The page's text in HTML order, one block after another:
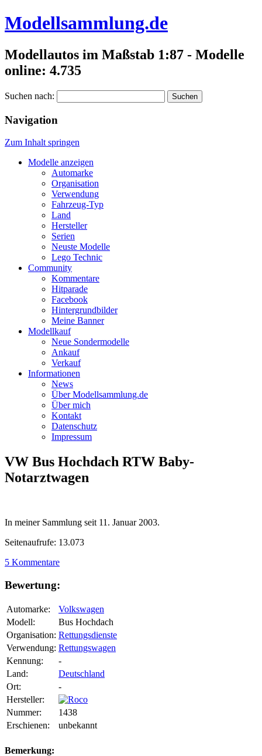
Modellsammlung.de
Modellautos im Maßstab 1:87 - Modelle
online: 4.735
Suchen nach:
Navigation
Zum Inhalt springen
Modelle anzeigen
Automarke
Organisation
Verwendung
Fahrzeug-Typ
Land
Hersteller
Serien
Neuste Modelle
Lego Technic
Community
Kommentare
Hitparade
Facebook
Hintergrundbilder
Meine Banner
Modellkauf
Neue Sondermodelle
Ankauf
Verkauf
Informationen
News
Über Modellsammlung.de
Über mich
Kontakt
Datenschutz
Impressum
VW Bus Hochdach RTW Baby-
Notarztwagen
In meiner Sammlung seit 11. Januar 2003.
Seitenaufrufe: 13.073
5 Kommentare
Bewertung:
Automarke:
Volkswagen
Modell:
Bus Hochdach
Organisation: Rettungsdienste
Verwendung: Rettungswagen
Kennung:
-
Land:
Deutschland
Ort:
-
Hersteller:
Nummer:
1438
Erschienen:
unbekannt
Bemerkung: